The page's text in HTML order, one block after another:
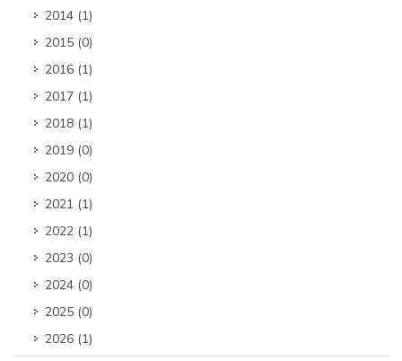
2014 (1)
2015 (0)
2016 (1)
2017 (1)
2018 (1)
2019 (0)
2020 (0)
2021 (1)
2022 (1)
2023 (0)
2024 (0)
2025 (0)
2026 (1)